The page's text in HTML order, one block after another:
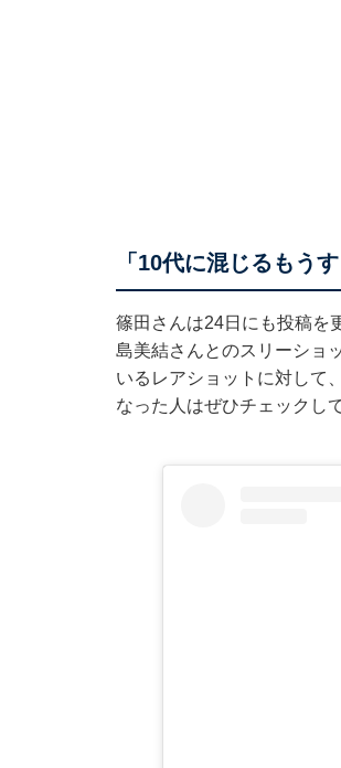
「10代に混じるもうす
篠田さんは24日にも投稿を
島美結さんとのスリーショ
いるレアショットに対して
なった人はぜひチェックし